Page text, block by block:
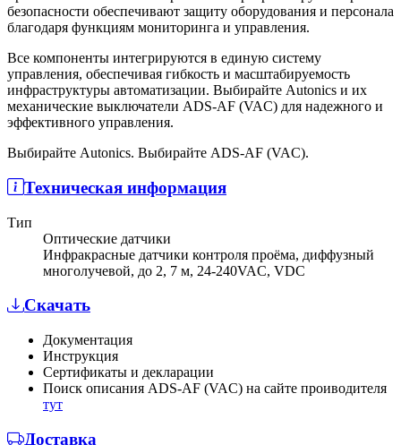
безопасности обеспечивают защиту оборудования и персонала
благодаря функциям мониторинга и управления.
Все компоненты интегрируются в единую систему
управления, обеспечивая гибкость и масштабируемость
инфраструктуры автоматизации. Выбирайте Autonics и их
механические выключатели ADS-AF (VAC) для надежного и
эффективного управления.
Выбирайте Autonics. Выбирайте ADS-AF (VAC).
Техническая информация
Тип
Оптические датчики
Инфракрасные датчики контроля проёма, диффузный
многолучевой, до 2, 7 м, 24-240VAC, VDC
Скачать
Документация
Инструкция
Сертификаты и декларации
Поиск описания ADS-AF (VAC) на сайте проиводителя
тут
Доставка